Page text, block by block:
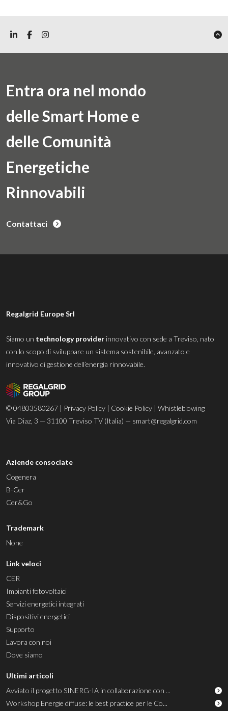
Entra ora nel mondo
delle Smart Home e
delle Comunità
Energetiche
Rinnovabili
Contattaci
Regalgrid Europe Srl
Siamo un technology provider innovativo con sede a Treviso, nato
con lo scopo di sviluppare un sistema sostenibile, avanzato e
innovativo di gestione dell’energia rinnovabile.
© 04803580267 | Privacy Policy | Cookie Policy | Whistleblowing
Via Diaz, 3 — 31100 Treviso TV (Italia) — smart@regalgrid.com
Aziende consociate
Cogenera
B-Cer
Cer&Go
Trademark
None
Link veloci
CER
Impianti fotovoltaici
Servizi energetici integrati
Dispositivi energetici
Supporto
Lavora con noi
Dove siamo
Ultimi articoli
Avviato il progetto SINERG-IA in collaborazione con ...
Workshop Energie diffuse: le best practice per le Co...